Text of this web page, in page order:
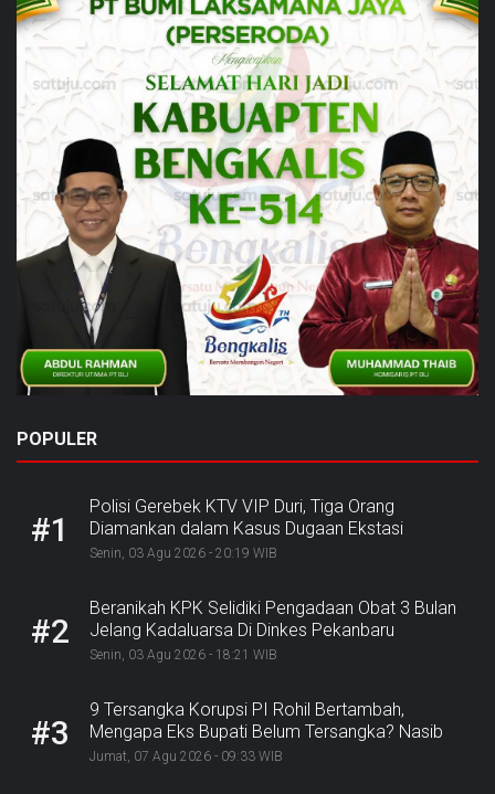
POPULER
#1
Polisi Gerebek KTV VIP Duri, Tiga Orang
Diamankan dalam Kasus Dugaan Ekstasi
Senin, 03 Agu 2026 - 20:19 WIB
#2
Beranikah KPK Selidiki Pengadaan Obat 3 Bulan
Jelang Kadaluarsa Di Dinkes Pekanbaru
Senin, 03 Agu 2026 - 18:21 WIB
#3
9 Tersangka Korupsi PI Rohil Bertambah,
Mengapa Eks Bupati Belum Tersangka? Nasib
Rp9,2 Miliar
Jumat, 07 Agu 2026 - 09:33 WIB